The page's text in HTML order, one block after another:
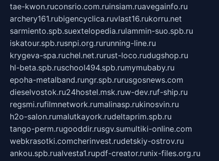
tae-kwon.ruconsrio.com.ruinsiam.ruavegainfo.ru
archery161.rubigencyclica.ruvlast16.rukorru.net
sarmiento.spb.suextelopedia.rulammin-suo.spb.ru
iskatour.spb.rusnpi.org.rurunning-line.ru
krygeva-spa.ruchel.net.rurust-loco.rudugshop.ru
hl-beta.spb.ruschool494.spb.rumymubaby.ru
epoha-metalband.rungr.spb.rurusgosnews.com
dieselvostok.ru24hostel.msk.ruw-dev.ruf-ship.ru
regsmi.rufilmnetwork.rumalinasp.rukinosvin.ru
h2o-salon.rumalutkayork.rudeltaprim.spb.ru
tango-perm.rugooddir.rusgv.sumultiki-online.com
webkrasotki.comcherinvest.rudetskiy-ostrov.ru
ankou.spb.rualvesta1.rupdf-creator.runix-files.org.ru